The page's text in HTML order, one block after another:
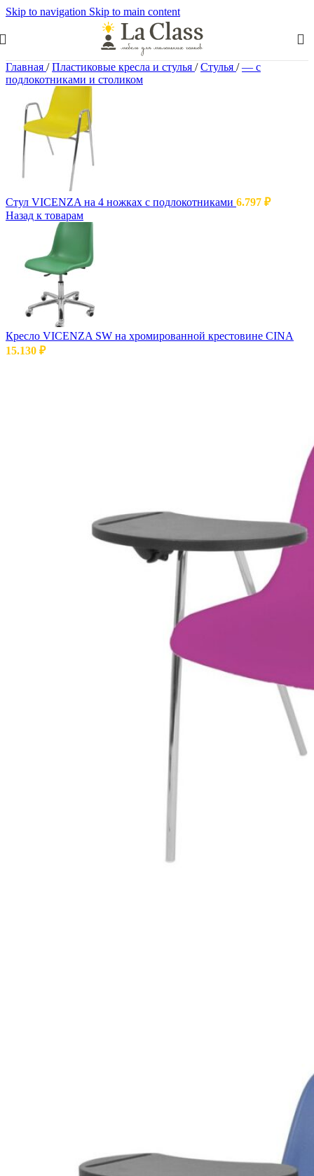
Skip to navigation Skip to main content
Главная / Пластиковые кресла и стулья / Стулья / — с
подлокотниками и столиком
Cтул VICENZA на 4 ножках с подлокотниками 6.797 ₽
Назад к товарам
Кресло VICENZA SW на хромированной крестовине CINA
15.130 ₽